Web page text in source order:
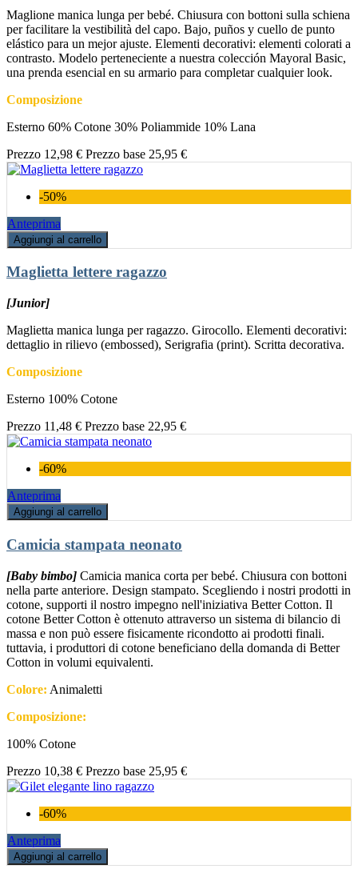
Maglione manica lunga per bebé. Chiusura con bottoni sulla schiena
per facilitare la vestibilità del capo. Bajo, puños y cuello de punto
elástico para un mejor ajuste. Elementi decorativi: elementi colorati a
contrasto. Modelo perteneciente a nuestra colección Mayoral Basic,
una prenda esencial en su armario para completar cualquier look.
Composizione
Esterno 60% Cotone 30% Poliammide 10% Lana
Prezzo 12,98 € Prezzo base 25,95 €
-50%
Anteprima
Aggiungi al carrello
Maglietta lettere ragazzo
[Junior]
Maglietta manica lunga per ragazzo. Girocollo. Elementi decorativi:
dettaglio in rilievo (embossed), Serigrafia (print). Scritta decorativa.
Composizione
Esterno 100% Cotone
Prezzo 11,48 € Prezzo base 22,95 €
-60%
Anteprima
Aggiungi al carrello
Camicia stampata neonato
[Baby bimbo] Camicia manica corta per bebé. Chiusura con bottoni
nella parte anteriore. Design stampato. Scegliendo i nostri prodotti in
cotone, supporti il nostro impegno nell'iniziativa Better Cotton. Il
cotone Better Cotton è ottenuto attraverso un sistema di bilancio di
massa e non può essere fisicamente ricondotto ai prodotti finali.
tuttavia, i produttori di cotone beneficiano della domanda di Better
Cotton in volumi equivalenti.
Colore: Animaletti
Composizione:
100% Cotone
Prezzo 10,38 € Prezzo base 25,95 €
-60%
Anteprima
Aggiungi al carrello